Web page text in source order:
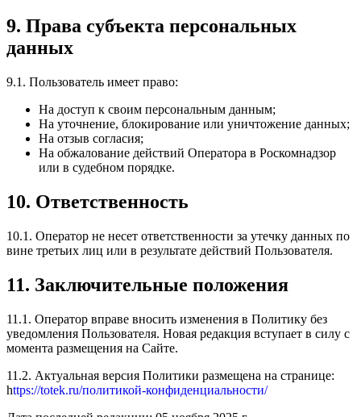
9. Права субъекта персональных
данных
9.1. Пользователь имеет право:
На доступ к своим персональным данным;
На уточнение, блокирование или уничтожение данных;
На отзыв согласия;
На обжалование действий Оператора в Роскомнадзор
или в судебном порядке.
10. Ответственность
10.1. Оператор не несет ответственности за утечку данных по
вине третьих лиц или в результате действий Пользователя.
11. Заключительные положения
11.1. Оператор вправе вносить изменения в Политику без
уведомления Пользователя. Новая редакция вступает в силу с
момента размещения на Сайте.
11.2. Актуальная версия Политики размещена на странице:
https://totek.ru/политикой-конфиденциальности/